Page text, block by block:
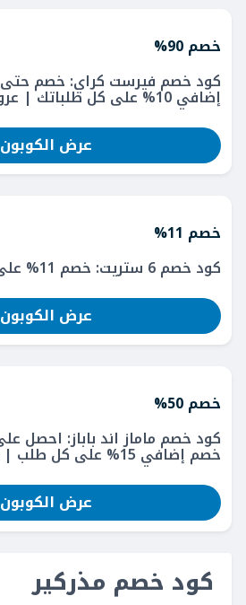
خصم 90%
إضافي 10% على كل طلباتك | عروض تصفيات الأزياء
عرض الكوبون
خصم 11%
كود خصم 6 ستريت: خصم 11% على الألعاب
عرض الكوبون
خصم 50%
خصم إضافي 15% على كل طلب | عيد مبارك
عرض الكوبون
كود خصم مذركير